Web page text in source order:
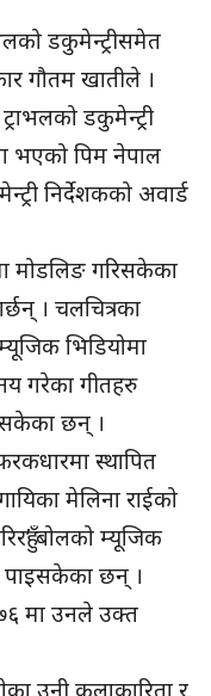
डकुमेन्ट्रीसमेत
गौतम खातीले ।
डकुमेन्ट्री
भएको पिम नेपाल
निर्देशकको अवार्ड
मोडलिङ गरिसकेका
। चलचित्रका
भिडियोमा
गरेका गीतहरु
छन् ।
स्थापित
मेलिना राईको
बोलको म्यूजिक
पाइसकेका छन् ।
मा उनले उक्त